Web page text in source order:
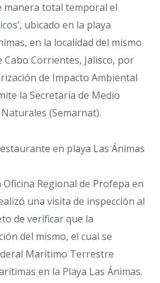
manera total temporal el
ubicado en la playa
en la localidad del mismo
Corrientes, Jalisco, por
de Impacto Ambiental
la Secretaría de Medio
(Semarnat).
Regional de Profepa en
una visita de inspección al
de verificar que la
del mismo, el cual se
Marítimo Terrestre
en la Playa Las Ánimas.